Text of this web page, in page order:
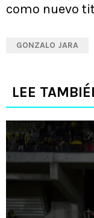
como nuevo
GONZALO JARA
LEE